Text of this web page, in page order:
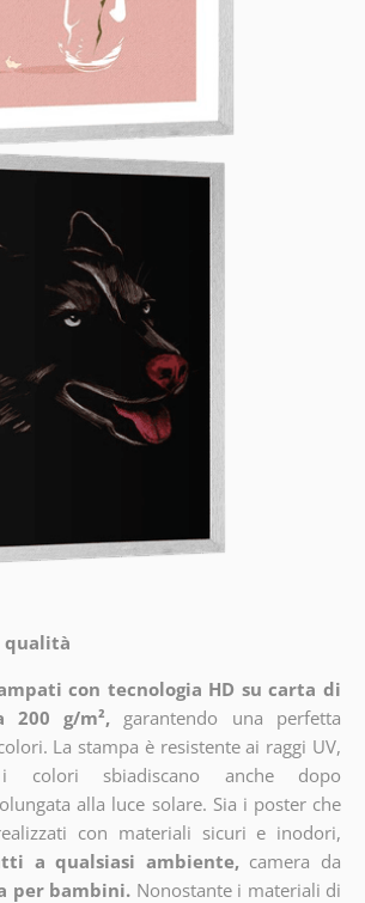
qualità
con tecnologia HD su carta di
g/m², garantendo una perfetta
La stampa è resistente ai raggi UV,
colori sbiadiscano anche dopo
alla luce solare. Sia i poster che
con materiali sicuri e inodori,
a qualsiasi ambiente, camera da
per bambini. Nonostante i materiali di